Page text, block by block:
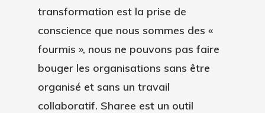
transformation est la prise de
conscience que nous sommes des «
fourmis », nous ne pouvons pas faire
bouger les organisations sans être
organisé et sans un travail
collaboratif. Sharee est un outil